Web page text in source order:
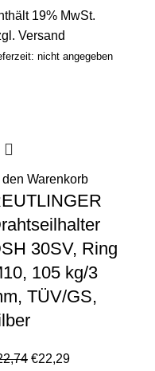
19% MwSt.
Versand
nicht angegeben
den Warenkorb
30SV, Ring
105 kg/3
TÜV/GS,
€22,29